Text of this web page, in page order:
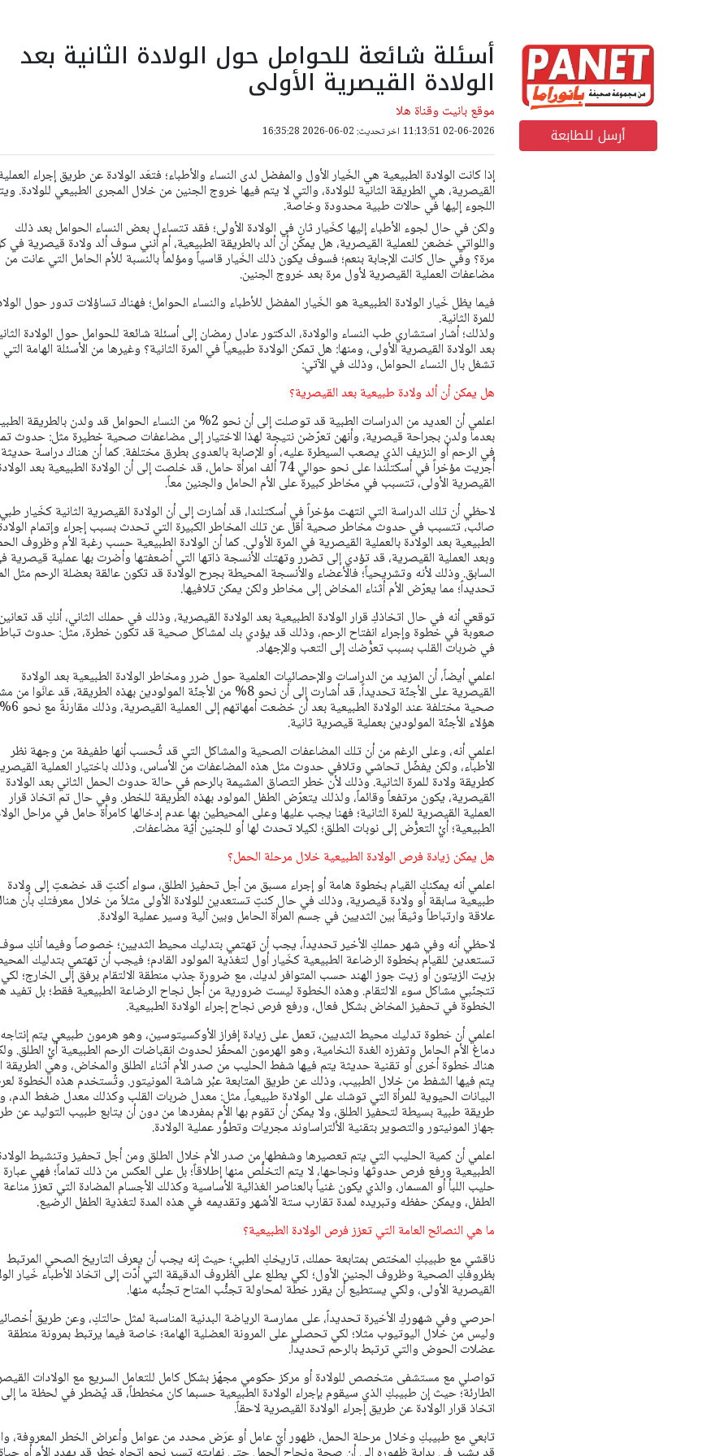
أرسل للطابعة
أسئلة شائعة للحوامل حول الولادة الثانية بعد
الولادة القيصرية الأولى
موقع بانيت وقناة هلا
02-06-2026 11:13:51 اخر تحديث: 02-06-2026 16:35:28
إذا كانت الولادة الطبيعية هي الخَيار الأول والمفضل لدى النساء والأطباء؛ فتعَد الولادة عن طريق إجراء
القيصرية، هي الطريقة الثانية للولادة، والتي لا يتم فيها خروج الجنين من خلال المجرى الطبيعي للولادة.
اللجوء إليها في حالات طبية محدودة وخاصة.
ولكن في حال لجوء الأطباء إليها كخَيار ثانٍ في الولادة الأولى؛ فقد تتساءل بعض النساء الحوامل بعد ذلك
واللواتي خضعن للعملية القيصرية، هل يمكن أن ألد بالطريقة الطبيعية، أم أنني سوف ألد ولادة قيصرية في
مرة؟ وفي حال كانت الإجابة بنعم؛ فسوف يكون ذلك الخَيار قاسياً ومؤلماً بالنسبة للأم الحامل التي عانت من
مضاعفات العملية القيصرية لأول مرة بعد خروج الجنين.
فيما يظل خَيار الولادة الطبيعية هو الخَيار المفضل للأطباء والنساء الحوامل؛ فهناك تساؤلات تدور حول
للمرة الثانية.
ولذلك؛ أشار استشاري طب النساء والولادة، الدكتور عادل رمضان إلى أسئلة شائعة للحوامل حول الولادة
بعد الولادة القيصرية الأولى، ومنها: هل تمكن الولادة طبيعياً في المرة الثانية؟ وغيرها من الأسئلة الهامة التي
تشغل بال النساء الحوامل، وذلك في الآتي:
هل يمكن أن ألد ولادة طبيعية بعد القيصرية؟
اعلمي أن العديد من الدراسات الطبية قد توصلت إلى أن نحو 2% من النساء الحوامل قد ولدن بالطريقة
بعدما ولدن بجراحة قيصرية، وأنهن تعرّضن نتيجة لهذا الاختيار إلى مضاعفات صحية خطيرة مثل: حدوث
في الرحم أو النزيف الذي يصعب السيطرة عليه، أو الإصابة بالعدوى بطرق مختلفة. كما أن هناك دراسة حديثة
أُجريت مؤخراً في أسكتلندا على نحو حوالي 74 ألف امرأة حامل، قد خلصت إلى أن الولادة الطبيعية بعد
القيصرية الأولى، تتسبب في مخاطر كبيرة على الأم الحامل والجنين معاً.
لاحظي أن تلك الدراسة التي انتهت مؤخراً في أسكتلندا، قد أشارت إلى أن الولادة القيصرية الثانية كخَيار طبي
صائب، تتسبب في حدوث مخاطر صحية أقل عن تلك المخاطر الكبيرة التي تحدث بسبب إجراء وإتمام
الطبيعية بعد الولادة بالعملية القيصرية في المرة الأولى. كما أن الولادة الطبيعية حسب رغبة الأم وظروف
وبعد العملية القيصرية، قد تؤدي إلى تضرر وتهتك الأنسجة ذاتها التي أضعفتها وأضرت بها عملية قيصرية
السابق. وذلك لأنه وتشريحياً؛ فالأعضاء والأنسجة المحيطة بجرح الولادة قد تكون عالقة بعضلة الرحم مثل
تحديداً؛ مما يعرّض الأم أثناء المخاض إلى مخاطر ولكن يمكن تلافيها.
توقعي أنه في حال اتخاذكِ قرار الولادة الطبيعية بعد الولادة القيصرية، وذلك في حملك الثاني، أنكِ قد
صعوبة في خطوة وإجراء انفتاح الرحم، وذلك قد يؤدي بك لمشاكل صحية قد تكون خطرة، مثل: حدوث
في ضربات القلب بسبب تعرُّضك إلى التعب والإجهاد.
اعلمي أيضاً، أن المزيد من الدراسات والإحصائيات العلمية حول ضرر ومخاطر الولادة الطبيعية بعد الولادة
القيصرية على الأجنّة تحديداً، قد أشارت إلى أن نحو 8% من الأجنّة المولودين بهذه الطريقة، قد عانَوا
صحية مختلفة عند الولادة
هؤلاء الأجنّة المولودين بعملية قيصرية ثانية.
اعلمي أنه، وعلى الرغم من أن تلك المضاعفات الصحية والمشاكل التي قد تُحسب أنها طفيفة من وجهة نظر
الأطباء، ولكن يفضّل تحاشي وتلافي حدوث مثل هذه المضاعفات من الأساس، وذلك باختيار العملية
كطريقة ولادة للمرة الثانية. وذلك لأن خطر التصاق المشيمة بالرحم في حالة حدوث الحمل الثاني بعد الولادة
القيصرية، يكون مرتفعاً وقائماً، ولذلك يتعرّض الطفل المولود بهذه الطريقة للخطر. وفي حال تم اتخاذ قرار
العملية القيصرية للمرة الثانية؛ فهنا يجب عليها وعلى المحيطين بها عدم إدخالها كامرأة حامل في مراحل
الطبيعية؛ أيْ التعرُّض إلى نوبات الطلق؛ لكيلا تحدث لها أو للجنين أيّة مضاعفات.
هل يمكن زيادة فرص الولادة الطبيعية خلال مرحلة الحمل؟
اعلمي أنه يمكنكِ القيام بخطوة هامة أو إجراء مسبق من أجل تحفيز الطلق، سواء أكنتِ قد خضعتِ إلى ولادة
طبيعية سابقة أو ولادة قيصرية، وذلك في حال كنتِ تستعدين للولادة الأولى مثلاً من خلال معرفتكِ بأن
علاقة وارتباطاً وثيقاً بين الثديين في جسم المرأة الحامل وبين آلية وسير عملية الولادة.
لاحظي أنه وفي شهر حملكِ الأخير تحديداً، يجب أن تهتمي بتدليك محيط الثديين؛ خصوصاً وفيما أنكِ
تستعدين للقيام بخطوة الرضاعة الطبيعية كخَيار أول لتغذية المولود القادم؛ فيجب أن تهتمي بتدليك
بزيت الزيتون أو زيت جوز الهند حسب المتوافر لديك، مع ضرورة جذب منطقة الالتقام برفق إلى الخارج؛ لكي
تتجنّبي مشاكل سوء الالتقام. وهذه الخطوة ليست ضرورية من أجل نجاح الرضاعة الطبيعية فقط؛ بل تفيد
الخطوة في تحفيز المخاض بشكل فعال، ورفع فرص نجاح إجراء الولادة الطبيعية.
اعلمي أن خطوة تدليك محيط الثديين، تعمل على زيادة إفراز الأوكسيتوسين، وهو هرمون طبيعي يتم
دماغ الأم الحامل وتفرزه الغدة النخامية، وهو الهرمون المحفّز لحدوث انقباضات الرحم الطبيعية أيْ الطلق.
هناك خطوة أخرى أو تقنية حديثة يتم فيها شفط الحليب من صدر الأم أثناء الطلق والمخاض، وهي الطريقة
يتم فيها الشفط من خلال الطبيب، وذلك عن طريق المتابعة عبْر شاشة المونيتور. وتُستخدم هذه الخطوة
البيانات الحيوية للمرأة التي توشك على الولادة طبيعياً، مثل: معدل ضربات القلب وكذلك معدل ضغط
طريقة طبية بسيطة لتحفيز الطلق، ولا يمكن أن تقوم بها الأم بمفردها من دون أن يتابع طبيب التوليد عن
جهاز المونيتور والتصوير بتقنية الألتراساوند مجريات وتطوُّر عملية الولادة.
اعلمي أن كمية الحليب التي يتم تعصيرها وشفطها من صدر الأم خلال الطلق ومن أجل تحفيز وتنشيط
الطبيعية ورفع فرص حدوثها ونجاحها، لا يتم التخلُّص منها إطلاقاً؛ بل على العكس من ذلك تماماً؛ فهي
حليب اللبأ أو المسمار، والذي يكون غنياً بالعناصر الغذائية الأساسية وكذلك الأجسام المضادة التي تعزز مناعة
الطفل، ويمكن حفظه وتبريده لمدة تقارب ستة الأشهر وتقديمه في هذه المدة لتغذية الطفل الرضيع.
ما هي النصائح العامة التي تعزز فرص الولادة الطبيعية؟
ناقشي مع طبيبكِ المختص بمتابعة حملك، تاريخكِ الطبي؛ حيث إنه يجب أن يعرف التاريخ الصحي المرتبط
بظروفكِ الصحية وظروف الجنين الأول؛ لكي يطلع على الظروف الدقيقة التي أدّت إلى اتخاذ الأطباء خَيار
القيصرية الأولى، ولكي يستطيع أن يقرر خطة لمحاولة تجنُّب المتاح تجنُّبه منها.
احرصي وفي شهوركِ الأخيرة تحديداً، على ممارسة الرياضة البدنية المناسبة لمثل حالتكِ، وعن طريق
وليس من خلال اليوتيوب مثلا؛ لكي تحصلي على المرونة العضلية الهامة؛ خاصة فيما يرتبط بمرونة منطقة
عضلات الحوض والتي ترتبط بالرحم تحديداً.
تواصلي مع مستشفى متخصص للولادة أو مركز حكومي مجهّز بشكل كامل للتعامل السريع مع الولادات
الطارئة؛ حيث إن طبيبكِ الذي سيقوم بإجراء الولادة الطبيعية حسبما كان مخططاً، قد يُضطر في لحظة ما إلى
اتخاذ قرار الولادة عن طريق إجراء الولادة القيصرية لاحقاً.
تابعي مع طبيبكِ وخلال مرحلة الحمل، ظهور أيّ عامل أو عرَض محدد من عوامل وأعراض الخطر المعروفة،